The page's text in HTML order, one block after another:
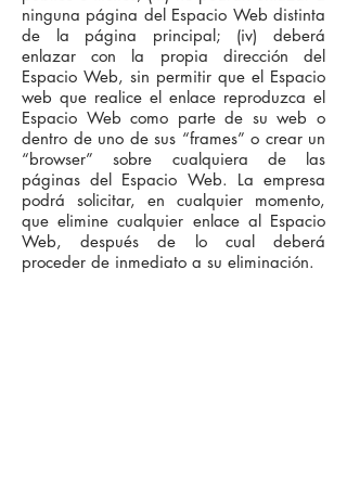
ninguna página del Espacio Web distinta
de la página principal; (iv) deberá
enlazar con la propia dirección del
Espacio Web, sin permitir que el Espacio
web que realice el enlace reproduzca el
Espacio Web como parte de su web o
dentro de uno de sus “frames” o crear un
“browser” sobre cualquiera de las
páginas del Espacio Web. La empresa
podrá solicitar, en cualquier momento,
que elimine cualquier enlace al Espacio
Web, después de lo cual deberá
proceder de inmediato a su eliminación.